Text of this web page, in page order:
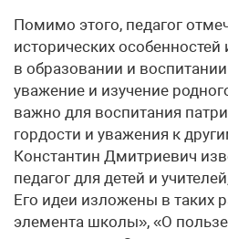
Помимо этого, педагог
исторических
в образовании и
уважение и изучение
важно для воспитания
гордости и уважения к
Константин Дмитриевич
педагог для детей и
Его идеи изложены в таких
элемента школы», «О пользе